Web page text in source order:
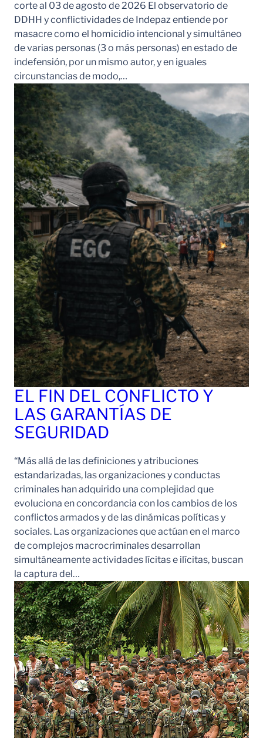
corte al 03 de agosto de 2026 El observatorio de
DDHH y conflictividades de Indepaz entiende por
masacre como el homicidio intencional y simultáneo
de varias personas (3 o más personas) en estado de
indefensión, por un mismo autor, y en iguales
circunstancias de modo,…
EL FIN DEL CONFLICTO Y
LAS GARANTÍAS DE
SEGURIDAD
“Más allá de las definiciones y atribuciones
estandarizadas, las organizaciones y conductas
criminales han adquirido una complejidad que
evoluciona en concordancia con los cambios de los
conflictos armados y de las dinámicas políticas y
sociales. Las organizaciones que actúan en el marco
de complejos macrocriminales desarrollan
simultáneamente actividades lícitas e ilícitas, buscan
la captura del…